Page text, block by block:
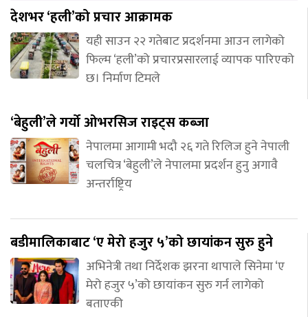
देशभर ‘हली’को प्रचार आक्रामक
यही साउन २२ गतेबाट प्रदर्शनमा आउन लागेको
फिल्म ‘हली’को प्रचारप्रसारलाई व्यापक पारिएको
छ। निर्माण टिमले
‘बेहुली’ले गर्यो ओभरसिज राइट्स कब्जा
नेपालमा आगामी भदौ २६ गते रिलिज हुने नेपाली
चलचित्र ‘बेहुली’ले नेपालमा प्रदर्शन हुनु अगावै
अन्तर्राष्ट्रिय
बडीमालिकाबाट ‘ए मेरो हजुर ५’को छायांकन सुरु हुने
अभिनेत्री तथा निर्देशक झरना थापाले सिनेमा ‘ए
मेरो हजुर ५’को छायांकन सुरु गर्न लागेको
बताएकी